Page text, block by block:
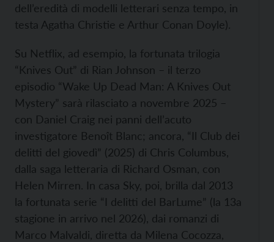
dell’eredità di modelli letterari senza tempo, in
testa Agatha Christie e Arthur Conan Doyle).
Su Netflix, ad esempio, la fortunata trilogia
“Knives Out” di Rian Johnson – il terzo
episodio “Wake Up Dead Man: A Knives Out
Mystery” sarà rilasciato a novembre 2025 –
con Daniel Craig nei panni dell’acuto
investigatore Benoît Blanc; ancora, “Il Club dei
delitti del giovedì” (2025) di Chris Columbus,
dalla saga letteraria di Richard Osman, con
Helen Mirren. In casa Sky, poi, brilla dal 2013
la fortunata serie “I delitti del BarLume” (la 13a
stagione in arrivo nel 2026), dai romanzi di
Marco Malvaldi, diretta da Milena Cocozza,